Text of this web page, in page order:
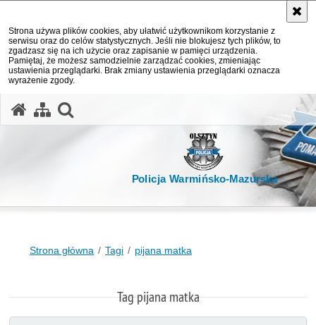
Strona używa plików cookies, aby ułatwić użytkownikom korzystanie z
serwisu oraz do celów statystycznych. Jeśli nie blokujesz tych plików, to
zgadzasz się na ich użycie oraz zapisanie w pamięci urządzenia.
Pamiętaj, że możesz samodzielnie zarządzać cookies, zmieniając
ustawienia przeglądarki. Brak zmiany ustawienia przeglądarki oznacza
wyrażenie zgody.
Policja Warmińsko-Mazurska
Strona główna Tagi pijana matka
Tag pijana matka